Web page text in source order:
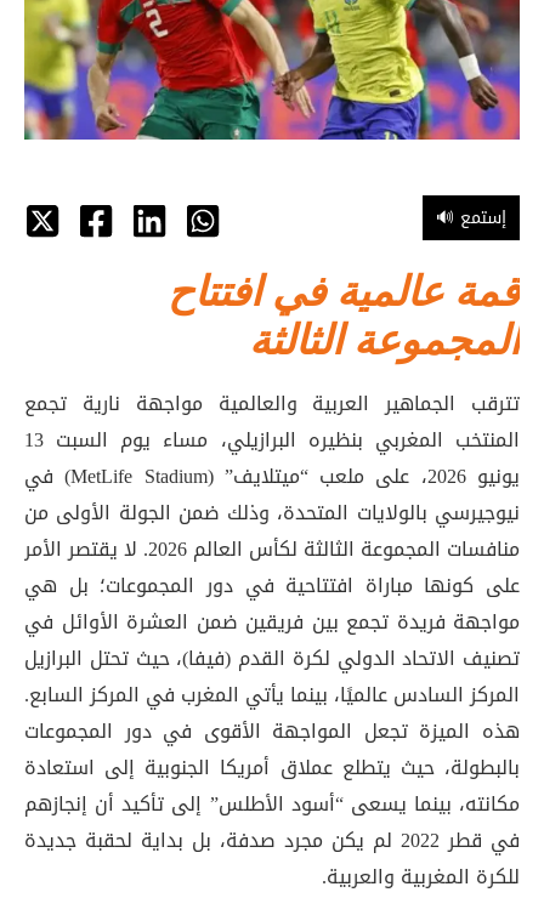
🔊 إستمع
قمة عالمية في افتتاح
المجموعة الثالثة
تترقب الجماهير العربية والعالمية مواجهة نارية تجمع
المنتخب المغربي بنظيره البرازيلي، مساء يوم السبت 13
يونيو 2026، على ملعب “ميتلايف” (MetLife Stadium) في
نيوجيرسي بالولايات المتحدة، وذلك ضمن الجولة الأولى من
منافسات المجموعة الثالثة لكأس العالم 2026
. لا يقتصر الأمر
على كونها مباراة افتتاحية في دور المجموعات؛ بل هي
مواجهة فريدة تجمع بين فريقين ضمن العشرة الأوائل في
تصنيف الاتحاد الدولي لكرة القدم (فيفا)، حيث تحتل البرازيل
المركز السادس عالميًا، بينما يأتي المغرب في المركز السابع.
هذه الميزة تجعل المواجهة الأقوى في دور المجموعات
بالبطولة، حيث يتطلع عملاق أمريكا الجنوبية إلى استعادة
مكانته، بينما يسعى “أسود الأطلس” إلى تأكيد أن إنجازهم
في قطر 2022 لم يكن مجرد صدفة، بل بداية لحقبة جديدة
للكرة المغربية والعربية.